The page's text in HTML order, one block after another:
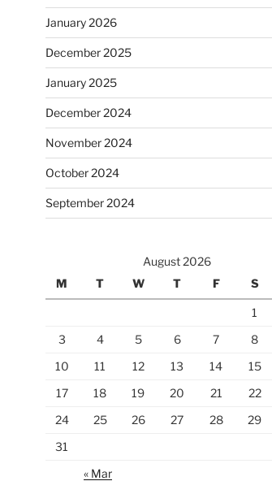
January 2026
December 2025
January 2025
December 2024
November 2024
October 2024
September 2024
August 2026
M
T W T F S
1
3
4 5 6 7 8
10
11 12 13 14 15
17
18 19 20 21 22
24
25 26 27 28 29
31
« Mar